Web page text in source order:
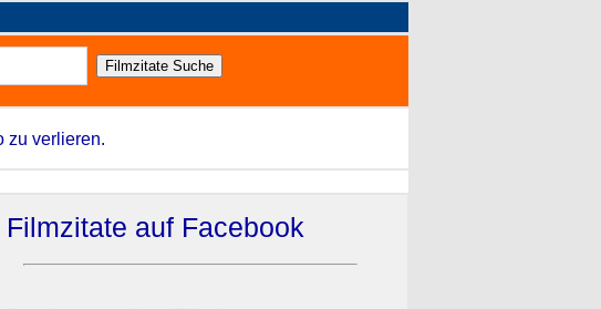
zu verlieren.
Filmzitate auf Facebook